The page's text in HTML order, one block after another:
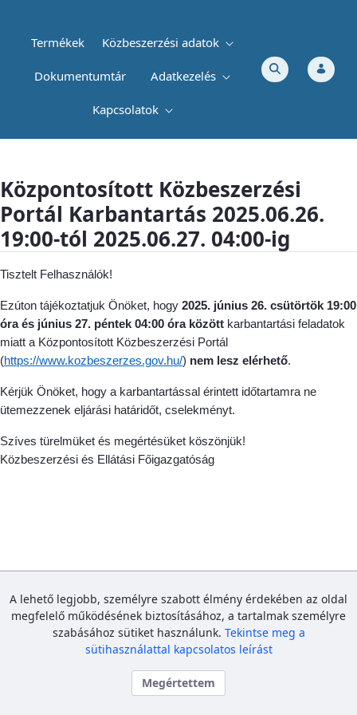
Termékek Közbeszerzési adatok
Dokumentumtár Adatkezelés
Kapcsolatok
Központosított Közbeszerzési
Portál Karbantartás 2025.06.26.
19:00-tól 2025.06.27. 04:00-ig
Tisztelt Felhasználók!
Ezúton tájékoztatjuk Önöket, hogy 2025. június 26. csütörtök 19:00
óra és június 27. péntek 04:00 óra között karbantartási feladatok
miatt a Központosított Közbeszerzési Portál
(https://www.kozbeszerzes.gov.hu/) nem lesz elérhető.
Kérjük Önöket, hogy a karbantartással érintett időtartamra ne
ütemezzenek eljárási határidőt, cselekményt.
Szíves türelmüket és megértésüket köszönjük!
Közbeszerzési és Ellátási Főigazgatóság
Közbeszerzési és Ellátási Főigazgatóság
A lehető legjobb, személyre szabott élmény érdekében az oldal
megfelelő működésének biztosításához, a tartalmak személyre
szabásához sütiket használunk. Tekintse meg a
sütihasználattal kapcsolatos leírást
Megértettem